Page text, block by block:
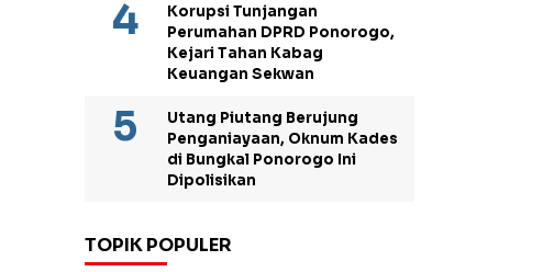
Korupsi Tunjangan
Perumahan DPRD Ponorogo,
Kejari Tahan Kabag
Keuangan Sekwan
Utang Piutang Berujung
Penganiayaan, Oknum Kades
di Bungkal Ponorogo Ini
Dipolisikan
TOPIK POPULER